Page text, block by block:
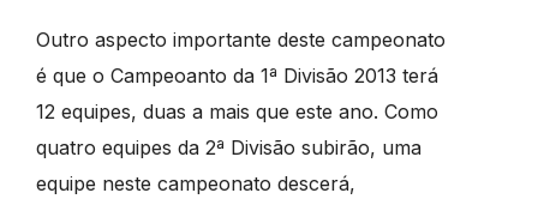
Outro aspecto importante deste campeonato
é que o Campeoanto da 1ª Divisão 2013 terá
12 equipes, duas a mais que este ano. Como
quatro equipes da 2ª Divisão subirão, uma
equipe neste campeonato descerá,